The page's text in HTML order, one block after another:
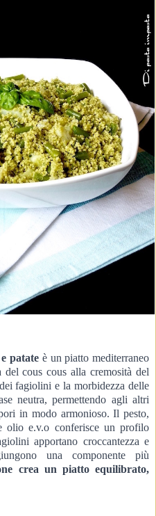
patate è un piatto mediterraneo
del cous cous alla cremosità del
fagiolini e la morbidezza delle
neutra, permettendo agli altri
in modo armonioso. Il pesto,
olio e.v.o conferisce un profilo
apportano croccantezza e
una componente più
crea un piatto equilibrato,